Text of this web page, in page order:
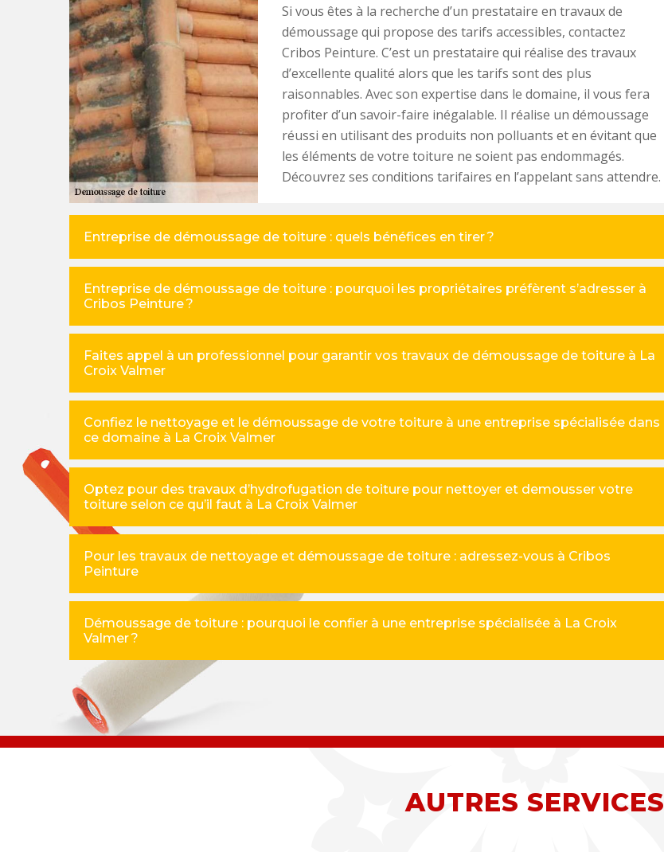
Si vous êtes à la recherche d’un prestataire en travaux de
démoussage qui propose des tarifs accessibles, contactez
Cribos Peinture. C’est un prestataire qui réalise des travaux
d’excellente qualité alors que les tarifs sont des plus
raisonnables. Avec son expertise dans le domaine, il vous fera
profiter d’un savoir-faire inégalable. Il réalise un démoussage
réussi en utilisant des produits non polluants et en évitant que
les éléments de votre toiture ne soient pas endommagés.
Découvrez ses conditions tarifaires en l’appelant sans attendre.
Entreprise de démoussage de toiture : quels bénéfices en tirer ?
Entreprise de démoussage de toiture : pourquoi les propriétaires préfèrent s’adresser à
Cribos Peinture ?
Faites appel à un professionnel pour garantir vos travaux de démoussage de toiture à La
Croix Valmer
Confiez le nettoyage et le démoussage de votre toiture à une entreprise spécialisée dans
ce domaine à La Croix Valmer
Optez pour des travaux d’hydrofugation de toiture pour nettoyer et demousser votre
toiture selon ce qu’il faut à La Croix Valmer
Pour les travaux de nettoyage et démoussage de toiture : adressez-vous à Cribos
Peinture
Démoussage de toiture : pourquoi le confier à une entreprise spécialisée à La Croix
Valmer ?
AUTRES SERVICES